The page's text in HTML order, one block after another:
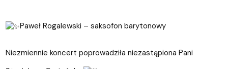
Paweł Rogalewski – saksofon barytonowy
Niezmiennie koncert poprowadziła niezastąpiona Pani